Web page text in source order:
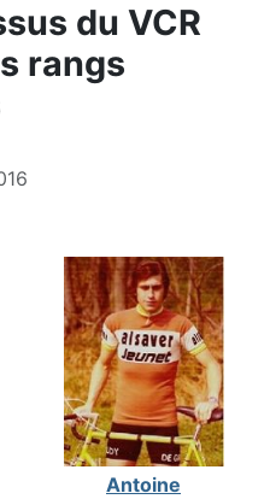
du VCR
rangs
Antoine